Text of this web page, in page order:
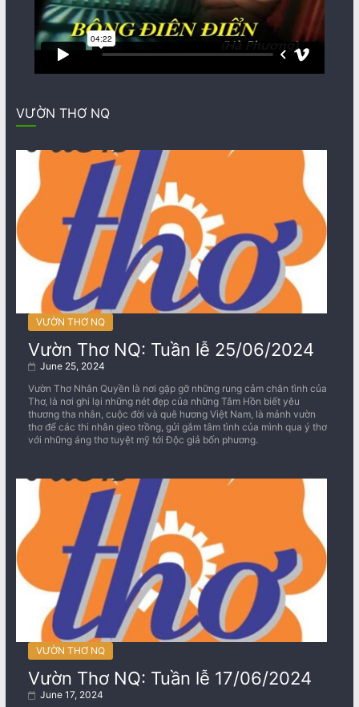
VƯỜN THƠ NQ
VƯỜN THƠ NQ
Vườn Thơ NQ: Tuần lễ 25/06/2024
June 25, 2024
Vườn Thơ Nhân Quyền là nơi gặp gỡ những rung cảm chân tình của
Thơ, là nơi ghi lại những nét đẹp của những Tâm Hồn biết yêu
thương tha nhân, cuộc đời và quê hương Việt Nam, là mảnh vườn
thơ để các thi nhân gieo trồng, gửi gắm tâm tình của mình qua ý thơ
với những áng thơ tuyệt mỹ tới Độc giả bốn phương.
VƯỜN THƠ NQ
Vườn Thơ NQ: Tuần lễ 17/06/2024
June 17, 2024